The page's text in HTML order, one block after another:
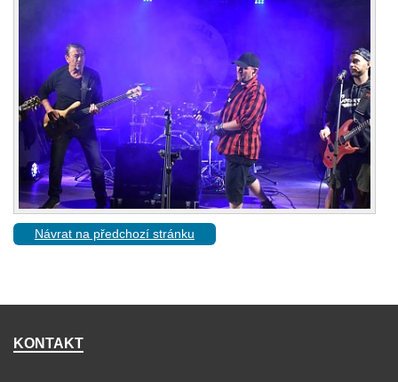
Návrat na předchozí stránku
KONTAKT